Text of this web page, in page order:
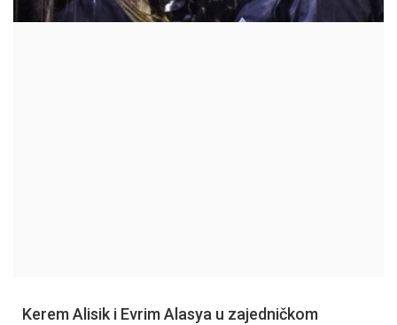
Login
Kerem Alisik i Evrim Alasya u zajedničkom